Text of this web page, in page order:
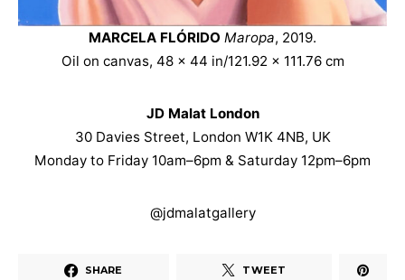
MARCELA FLÓRIDO Maropa, 2019.
Oil on canvas, 48 x 44 in/121.92 x 111.76 cm
JD Malat London
30 Davies Street, London W1K 4NB, UK
Monday to Friday 10am–6pm & Saturday 12pm–6pm
@jdmalatgallery
SHARE TWEET